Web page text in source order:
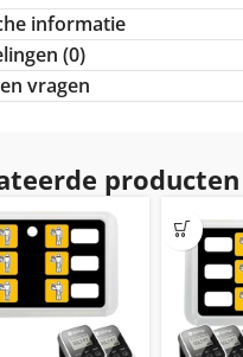
informatie
(0)
vragen
producten